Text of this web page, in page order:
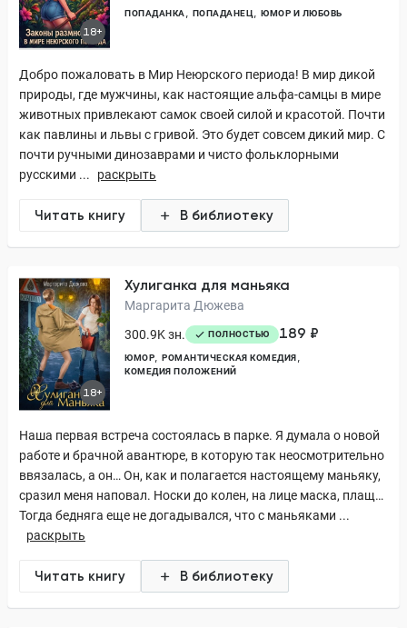
18+
ПОПАДАНКА ПОПАДАНЕЦ ЮМОР И ЛЮБОВЬ
Добро пожаловать в Мир Неюрского периода! В мир дикой
природы, где мужчины, как настоящие альфа-самцы в мире
животных привлекают самок своей силой и красотой. Почти
как павлины и львы с гривой. Это будет совсем дикий мир. С
почти ручными динозаврами и чисто фольклорными
русскими ...
раскрыть
Читать книгу В библиотеку
18+
Хулиганка для маньяка
Маргарита Дюжева
300.9K зн.
ПОЛНОСТЬЮ 189 ₽
ЮМОР
РОМАНТИЧЕСКАЯ КОМЕДИЯ
КОМЕДИЯ ПОЛОЖЕНИЙ
Наша первая встреча состоялась в парке. Я думала о новой
работе и брачной авантюре, в которую так неосмотрительно
ввязалась, а он… Он, как и полагается настоящему маньяку,
сразил меня наповал. Носки до колен, на лице маска, плащ…
Тогда бедняга еще не догадывался, что с маньяками ...
раскрыть
Читать книгу В библиотеку